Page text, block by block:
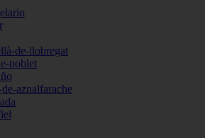
de-llobregat
poblet
aznalfarache